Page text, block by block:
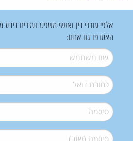
אלפי עורכי דין ואנשי משפט נעזרים בידע
הצטרפו גם אתם:
שם משתמש*
דואל*
סיסמה*
סיסמה (שוב)*